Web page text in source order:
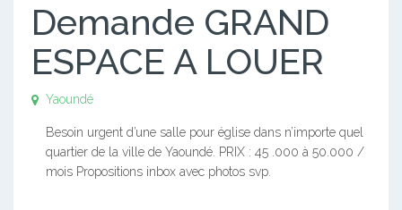
Demande GRAND
ESPACE A LOUER
Yaoundé
Besoin urgent d’une salle pour église dans n’importe quel
quartier de la ville de Yaoundé. PRIX : 45 .000 à 50.000 /
mois Propositions inbox avec photos svp.